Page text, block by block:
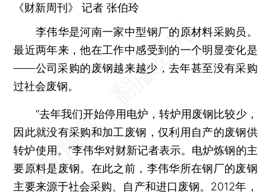
《财新周刊》 记者张伯玲
李伟华是河南一家中型钢厂的原材料采购员。
最近两年来，他在工作中感受到的一个明显变化是
——公司采购的废钢越来越少，去年甚至没有采购
过社会废钢。
“去年我们开始停用电炉，转炉用废钢比较少，
因此就没有采购和加工废钢，仅利用自产的废钢供
转炉使用。”李伟华对财新记者表示。电炉炼钢的主
要原料是废钢。在此之前，李伟华所在钢厂的废钢
主要来源于社会采购、自产和进口废钢。2012年，